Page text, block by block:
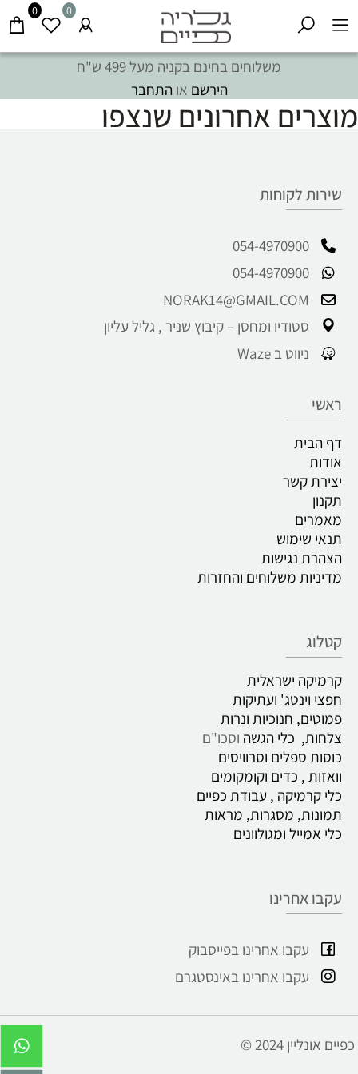
משלוחים בחינם בקניה מעל 499 ש"ח
הירשם או התחבר
0 0
מוצרים אחרונים שנצפו
שירות לקוחות
054-4970900
054-4970900
NORAK14@GMAIL.COM
סטודיו ומחסן – קיבוץ שניר , גליל עליון
ניווט ב Waze
ראשי
דף הבית
אודות
יצירת קשר
תקנון
מאמרים
תנאי שימוש
הצהרת נגישות
מדיניות משלוחים והחזרות
קטלוג
קרמיקה ישראלית
חפצי וינטג' ועתיקות
פמוטים, חנוכיות ונרות
צלחות, כלי הגשה וסכו"ם
כוסות ספלים וסרוויסים
וואזות , כדים וקומקומים
כלי קרמיקה , עבודת כפיים
תמונות, מסגרות, מראות
כלי אמייל ומגולוונים
עקבו אחרינו
עקבו אחרינו בפייסבוק
עקבו אחרינו באינסטגרם
© 2024 כפיים אונליין